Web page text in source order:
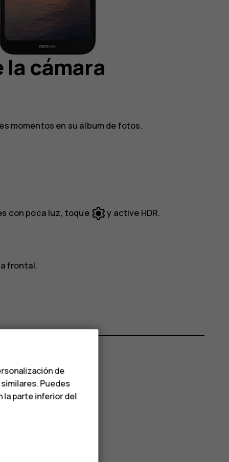
cámara
momentos en su álbum de fotos.
con poca luz, toque y active HDR.
frontal.
de
Puedes
la parte inferior del